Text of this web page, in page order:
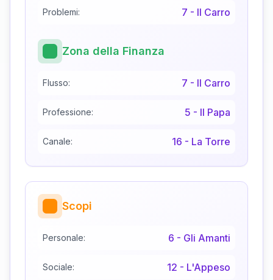
Problemi: 7 - Il Carro
Zona della Finanza
Flusso: 7 - Il Carro
Professione: 5 - Il Papa
Canale: 16 - La Torre
Scopi
Personale: 6 - Gli Amanti
Sociale: 12 - L'Appeso